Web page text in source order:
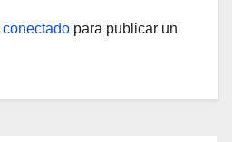
conectado para publicar un